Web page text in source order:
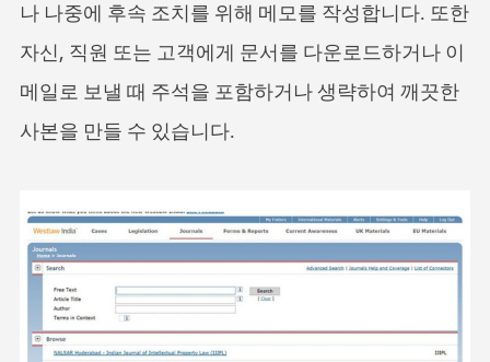
나 나중에 후속 조치를 위해 메모를 작성합니다. 또한
자신, 직원 또는 고객에게 문서를 다운로드하거나 이
메일로 보낼 때 주석을 포함하거나 생략하여 깨끗한
사본을 만들 수 있습니다.